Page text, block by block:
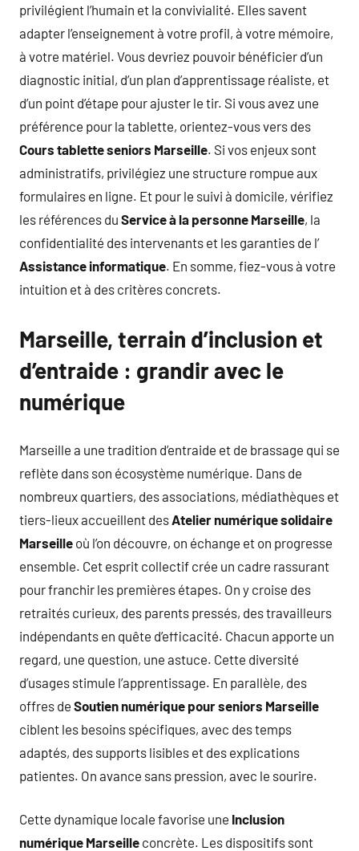
privilégient l’humain et la convivialité. Elles savent
adapter l’enseignement à votre profil, à votre mémoire,
à votre matériel. Vous devriez pouvoir bénéficier d’un
diagnostic initial, d’un plan d’apprentissage réaliste, et
d’un point d’étape pour ajuster le tir. Si vous avez une
préférence pour la tablette, orientez-vous vers des
Cours tablette seniors Marseille. Si vos enjeux sont
administratifs, privilégiez une structure rompue aux
formulaires en ligne. Et pour le suivi à domicile, vérifiez
les références du Service à la personne Marseille, la
confidentialité des intervenants et les garanties de l’
Assistance informatique. En somme, fiez-vous à votre
intuition et à des critères concrets.
Marseille, terrain d’inclusion et
d’entraide : grandir avec le
numérique
Marseille a une tradition d’entraide et de brassage qui se
reflète dans son écosystème numérique. Dans de
nombreux quartiers, des associations, médiathèques et
tiers-lieux accueillent des Atelier numérique solidaire
Marseille où l’on découvre, on échange et on progresse
ensemble. Cet esprit collectif crée un cadre rassurant
pour franchir les premières étapes. On y croise des
retraités curieux, des parents pressés, des travailleurs
indépendants en quête d’efficacité. Chacun apporte un
regard, une question, une astuce. Cette diversité
d’usages stimule l’apprentissage. En parallèle, des
offres de Soutien numérique pour seniors Marseille
ciblent les besoins spécifiques, avec des temps
adaptés, des supports lisibles et des explications
patientes. On avance sans pression, avec le sourire.
Cette dynamique locale favorise une Inclusion
numérique Marseille concrète. Les dispositifs sont